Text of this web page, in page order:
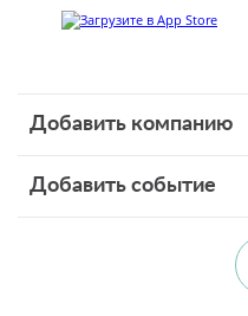
Добавить компанию
Добавить событие